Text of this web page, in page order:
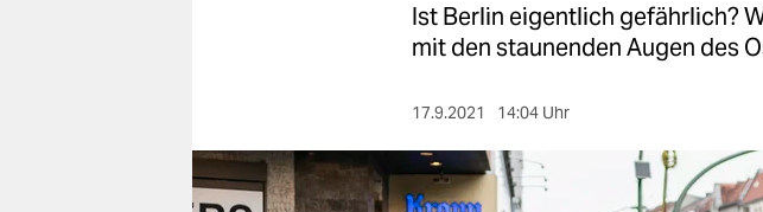
berlin
Ist Berlin eigentlich gefährlich?
mit den staunenden Augen des
17.9.2021 14:04 Uhr